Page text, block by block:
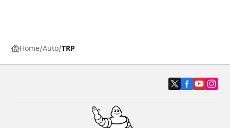
Home Auto TRP